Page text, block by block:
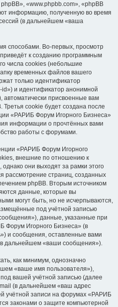
«www.phpbb.com», «phpBB
информацию, полученную во время
(в дальнейшем «ваша
способами. Во-первых, просмотр
к созданию программным
числа cookies (небольшие
временных файлов вашего
только идентификатор
и идентификатор анонимной
присвоенные вам
cookie будет создана после
«РАРИБ Форум Игорного Бизнеса»
информации о прочтённых вами
работы с форумами.
«РАРИБ Форум Игорного
внешние по отношению к
они выходят за рамки этого
рассмотрение страниц, созданных
phpBB. Вторым источником
данные, которые вы
могут быть, но не исчерпываются,
под учётной записью
данные, указанные при
Форум Игорного Бизнеса» (в
и сообщения, оставленные вами
дальнейшем «ваши сообщения»).
как минимум, однозначно
«ваше имя пользователя»),
вашей учётной записью (далее
(в дальнейшем «ваш адрес
учётной записи на форумах «РАРИБ
законами о защите компьютерной